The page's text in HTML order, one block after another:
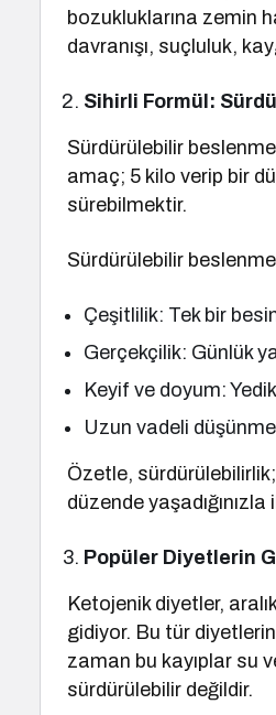
bozukluklarına zemin
davranışı, suçluluk,
Sihirli Formül:
Sürdürülebilir
amaç; 5 kilo verip bir
sürebilmektir.
Sürdürülebilir
Çeşitlilik: Tek bir
Gerçekçilik: Günlük
Keyif ve doyum:
Uzun vadeli
Özetle,
düzende yaşadığınızla
Popüler Diyetlerin
Ketojenik diyetler,
gidiyor. Bu tür
zaman bu kayıplar su
sürdürülebilir değildir.